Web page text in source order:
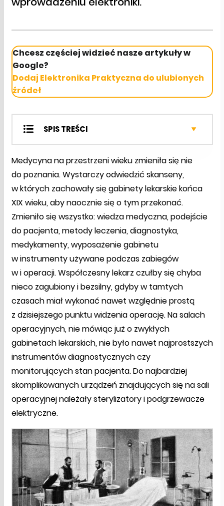
Chcesz częściej widzieć nasze artykuły w
Google?
Dodaj Elektronika Praktyczna do ulubionych
źródeł
SPIS TREŚCI
Elektronika paramedyczna u każdego
Profesjonalna elektronika osobista i
szpitalna
Sprzęt dla rehabilitacji
O czym nie powiedziano
Medycyna na przestrzeni wieku zmieniła się nie
do poznania. Wystarczy odwiedzić skanseny,
w których zachowały się gabinety lekarskie końca
XIX wieku, aby naocznie się o tym przekonać.
Zmieniło się wszystko: wiedza medyczna, podejście
do pacjenta, metody leczenia, diagnostyka,
medykamenty, wyposażenie gabinetu
w instrumenty używane podczas zabiegów
w i operacji. Współczesny lekarz czułby się chyba
nieco zagubiony i bezsilny, gdyby w tamtych
czasach miał wykonać nawet względnie prostą
z dzisiejszego punktu widzenia operację. Na salach
operacyjnych, nie mówiąc już o zwykłych
gabinetach lekarskich, nie było nawet najprostszych
instrumentów diagnostycznych czy
monitorujących stan pacjenta. Do najbardziej
skomplikowanych urządzeń znajdujących się na sali
operacyjnej należały sterylizatory i podgrzewacze
elektryczne.